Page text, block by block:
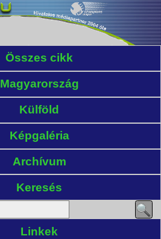
Összes cikk
Magyarország
Külföld
Képgaléria
Archívum
Keresés
Linkek